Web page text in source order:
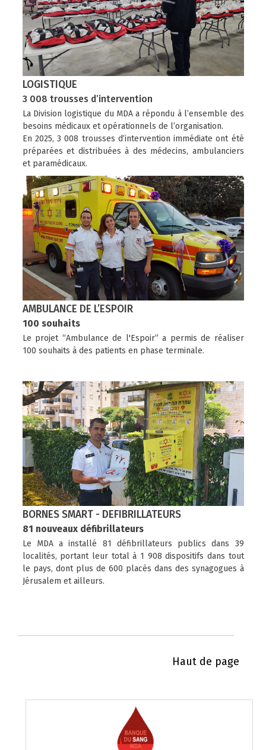
LOGISTIQUE
3 008 trousses d’intervention
La Division logistique du MDA a répondu à l’ensemble des
besoins médicaux et opérationnels de l’organisation.
En 2025, 3 008 trousses d’intervention immédiate ont été
préparées et distribuées à des médecins, ambulanciers
et paramédicaux.
AMBULANCE DE L’ESPOIR
100 souhaits
Le projet “Ambulance de l'Espoir” a permis de réaliser
100 souhaits à des patients en phase terminale.
BORNES SMART - DEFIBRILLATEURS
81 nouveaux défibrillateurs
Le MDA a installé 81 défibrillateurs publics dans 39
localités, portant leur total à 1 908 dispositifs dans tout
le pays, dont plus de 600 placés dans des synagogues à
Jérusalem et ailleurs.
Haut de page